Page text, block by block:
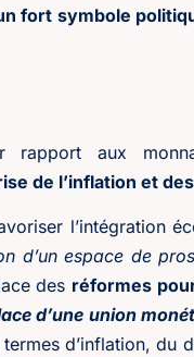
fort symbole
rapport aux
de l’inflation et
l’intégration
d’un espace de
des réformes
d’une union
d’inflation, du